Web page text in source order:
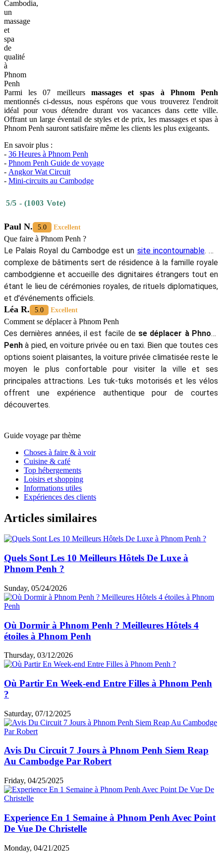
Cambodia,
un
massage
et
spa
de
qualité
à
Phnom
Penh
Parmi les 07 meilleurs massages et spas à Phnom Penh
mentionnés ci-dessus, nous espérons que vous trouverez l'endroit
idéal pour vous détendre durant vos vacances dans cette ville.
Offrant un large éventail de styles et de prix, les massages et spas à
Phnom Penh sauront satisfaire même les clients les plus exigeants.
En savoir plus :
- 36 Heures à Phnom Penh
- Phnom Penh Guide de voyage
- Angkor Wat Circuit
- Mini-circuits au Cambodge
5/5 - (1003 Vote)
Paul N. 5.0 Excellent
Que faire à Phnom Penh ?
Le Palais Royal du Cambodge est un site incontournable. Ce
complexe de bâtiments sert de résidence à la famille royale
cambodgienne et accueille des dignitaires étrangers tout en
étant le lieu de cérémonies royales, de rituels diplomatiques,
et d'événements officiels.
Léa R. 5.0 Excellent
Comment se déplacer à Phnom Penh
Ces dernières années, il est facile de se déplacer à Phnom
Penh à pied, en voiture privée ou en taxi. Bien que toutes ces
options soient plaisantes, la voiture privée climatisée reste le
moyen le plus confortable pour visiter la ville et ses
principales attractions. Les tuk-tuks motorisés et les vélos
offrent une expérience authentique pour de courtes
découvertes.
Guide voyage par thème
Choses à faire & à voir
Cuisine & café
Top hébergements
Loisirs et shopping
Informations utiles
Expériences des clients
Articles similaires
Quels Sont Les 10 Meilleurs Hôtels De Luxe à
Phnom Penh ?
Sunday, 05/24/2026
Où Dormir à Phnom Penh ? Meilleures Hôtels 4
étoiles à Phnom Penh
Thursday, 03/12/2026
Où Partir En Week-end Entre Filles à Phnom Penh
?
Saturday, 07/12/2025
Avis Du Circuit 7 Jours à Phnom Penh Siem Reap
Au Cambodge Par Robert
Friday, 04/25/2025
Experience En 1 Semaine à Phnom Penh Avec Point
De Vue De Christelle
Monday, 04/21/2025